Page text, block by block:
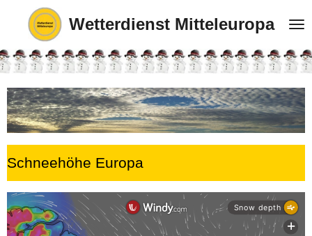
Zum
Hauptinhalt
springen
Wetterdienst Mitteleuropa
Schneehöhe Europa